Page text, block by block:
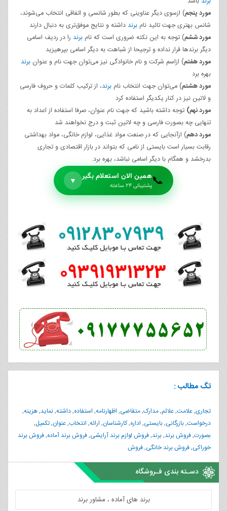
مورد پنجم) ازسوی دیگر عناوینی که بطور شانسی و اتفاقی انتخاب می‌شوند،
شانس بهتری جهت تائید نام برند داشته و نتایج موفق‌تری به دنبال دارند
مورد ششم) توجه به این نکته ضروری است که نام برند را در ردیف اسامی
دیگر برندها قرار نداده و ترجیحا از شباهت به دیگر اسامی بپرهیزید
مورد هفتم) ازاسم شرکت و نام خانوادگی نیز می‌توان جهت نام و عنوان برند
بهره برد
مورد هشتم) می‌توان جهت انتخاب نام برند، از ترکیب کلمات و حروف فارسی
و لاتین نیز در کنار یکدیگر استفاده کرد
مورد نهم) توجه داشته باشید که جهت نام عنوان، صرفا استفاده از اعداد به
تنهایی چه بصورت فارسی و چه لاتین ثبت و درج نخواهند شد
مورد دهم) ازآنجایی که در صنعت مواد غذایی، لوازم خانگی، مواد بهداشتی
رقابت بسیار است بایستی از نامی که بتواند در بازار اقتصادی و تجاری
بدرخشد و همگام با دیگر اسامی نباشد، بهره برد.
📞همین الان استعلام بگیر
پشتیبانی ۲۴ ساعته
▼
تگ مطالب :
تجاری,علامت,علائم,مدارک,متقاضی, اظهارنامه, استفاده,داشته,نماید,هزینه,
درخواست,بازرگانی,بایستی, اداره,کارشناسان, ارائه, انتخاب,عنوان,تکمیل,
بصورت,فروش برند,برند,فروش لوازم برند آرایشی,فروش برند آماده,فروش برند
خوراکی,فروش برند خانگی,فروش
دسـته بندی فـروشگاه
برند های آماده ، مشاور برند